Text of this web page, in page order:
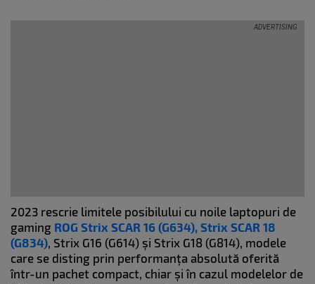
2023 rescrie limitele posibilului cu noile laptopuri de
gaming ROG Strix SCAR 16 (G634), Strix SCAR 18
(G834), Strix G16 (G614) și Strix G18 (G814), modele
care se disting prin performanța absolută oferită
într-un pachet compact, chiar și în cazul modelelor de